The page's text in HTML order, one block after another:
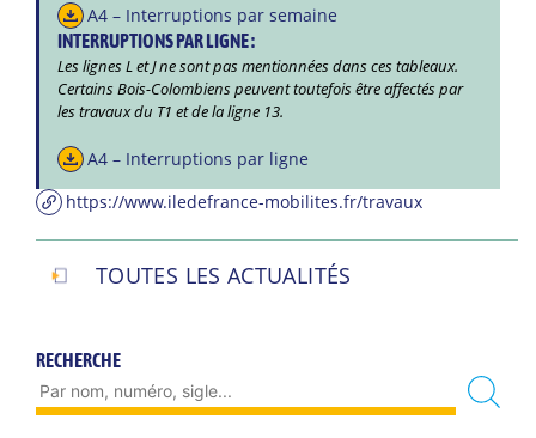
A4 – Interruptions par semaine
INTERRUPTIONS PAR LIGNE :
Les lignes L et J ne sont pas mentionnées dans ces tableaux.
Certains Bois-Colombiens peuvent toutefois être affectés par
les travaux du T1 et de la ligne 13.
A4 – Interruptions par ligne
https://www.iledefrance-mobilites.fr/travaux
TOUTES LES ACTUALITÉS
RECHERCHE